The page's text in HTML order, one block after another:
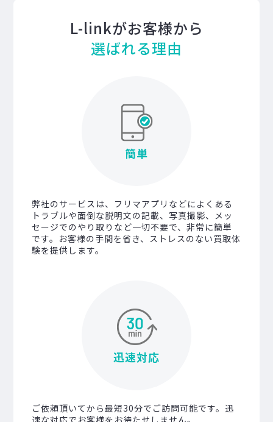
L-linkがお客様から
選ばれる理由
簡単
弊社のサービスは、フリマアプリなどによくある
トラブルや面倒な説明文の記載、写真撮影、メッ
セージでのやり取りなど一切不要で、非常に簡単
です。お客様の手間を省き、ストレスのない買取体
験を提供します。
迅速対応
ご依頼頂いてから最短30分でご訪問可能です。迅
速な対応でお客様をお待たせしません。